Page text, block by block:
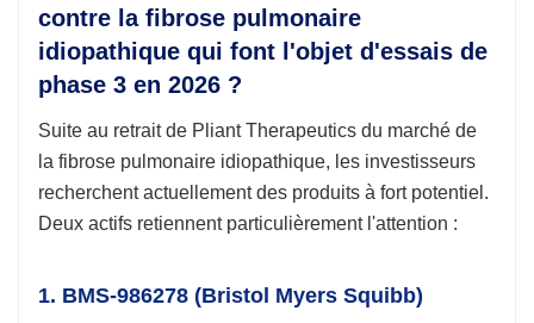
contre la fibrose pulmonaire
idiopathique qui font l'objet d'essais de
phase 3 en 2026 ?
Suite au retrait de Pliant Therapeutics du marché de
la fibrose pulmonaire idiopathique, les investisseurs
recherchent actuellement des produits à fort potentiel.
Deux actifs retiennent particulièrement l'attention :
1. BMS-986278 (Bristol Myers Squibb)